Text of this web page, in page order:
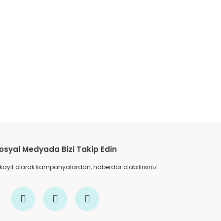
Medyada Bizi Takip Edin
olarak kampanyalardan, haberdar olabilirsiniz.